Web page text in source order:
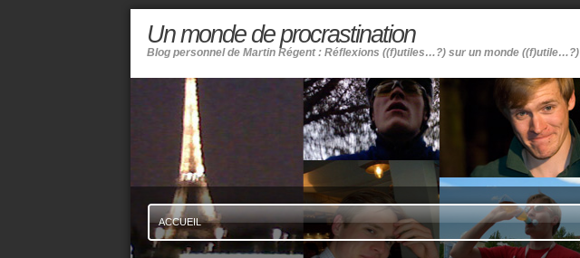
Un monde de procrastination
Blog personnel de Martin Régent : Réflexions ((f)utiles…?) sur un monde ((f)utile…?)
ACCUEIL